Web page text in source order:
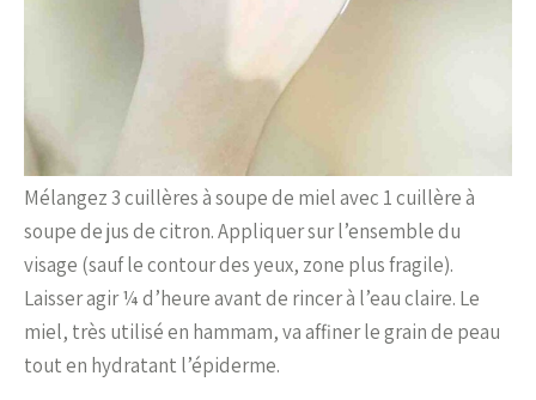
Mélangez 3 cuillères à soupe de miel avec 1 cuillère à
soupe de jus de citron. Appliquer sur l’ensemble du
visage (sauf le contour des yeux, zone plus fragile).
Laisser agir ¼ d’heure avant de rincer à l’eau claire. Le
miel, très utilisé en hammam, va affiner le grain de peau
tout en hydratant l’épiderme.